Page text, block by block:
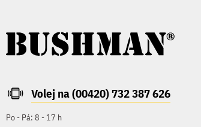
Volej na (00420) 732 387 626
Po - Pá: 8 - 17 h